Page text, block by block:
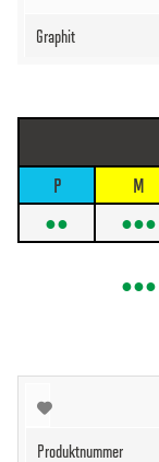
P
M
●●
●●●
●●●